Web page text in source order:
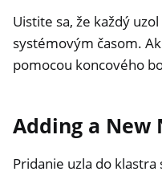
Uistite sa, že každý
systémovým časom.
pomocou koncového
Adding a New
Pridanie uzla do